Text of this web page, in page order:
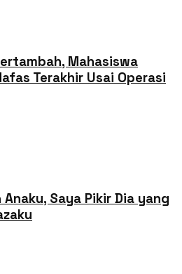
Mahasiswa
Terakhir Usai Operasi
Saya Pikir Dia yang